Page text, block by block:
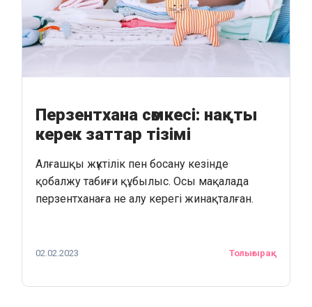
Перзентхана сөмкесі: нақты
керек заттар тізімі
Алғашқы жүктілік пен босану кезінде
қобалжу табиғи құбылыс. Осы мақалада
перзентханаға не алу керегі жинақталған.
02.02.2023 Толығырақ